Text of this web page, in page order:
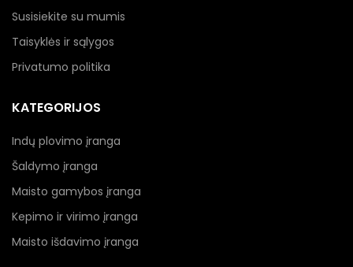
Susisiekite su mumis
Taisyklės ir sąlygos
Privatumo politika
KATEGORIJOS
Indų plovimo įranga
Šaldymo įranga
Maisto gamybos įranga
Kepimo ir virimo įranga
Maisto išdavimo įranga